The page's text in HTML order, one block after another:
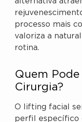
processo mais
valoriza a
rotina.
Quem
Cirurgia?
O lifting facial
perfil específico